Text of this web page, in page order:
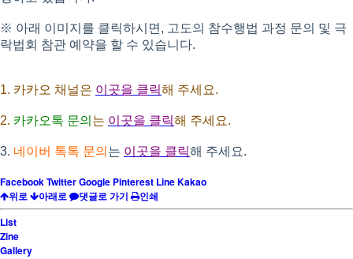
※ 아래 이미지를 클릭하시면 , 고도의 참수행법 과정 문의 및 극
락법회 참관 예약을 할 수 있습니다.
1. 카카오 채널은 이곳을 클릭해 주세요.
2. 카카오톡 문의 는 이곳을 클릭해 주세요.
3. 네이버 톡톡 문의 는 이곳을 클릭해 주세요.
FacebookTwitterGoogle Pinterest LineKakao
위로
아래로 댓글로 가기
인쇄
List
Zine
Gallery